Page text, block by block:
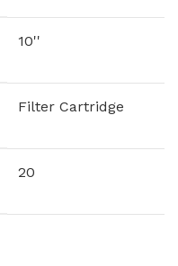
10''
Filter Cartridge
20